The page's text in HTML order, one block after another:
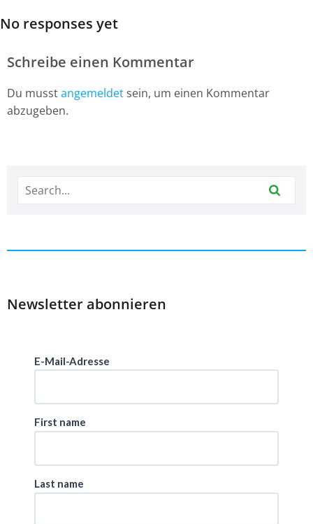
No responses yet
Schreibe einen Kommentar
Du musstangemeldet sein, um einen Kommentar
abzugeben.
Newsletter abonnieren